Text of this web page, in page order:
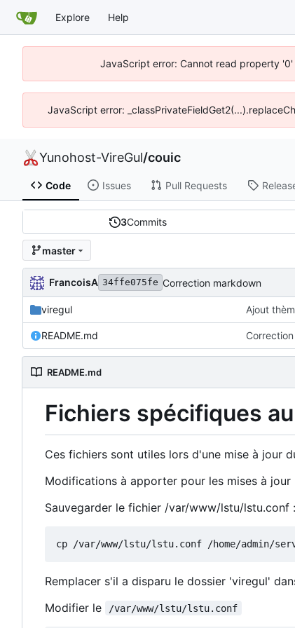
Explore Help
JavaScript error: Cannot read property
JavaScript error:
Yunohost-VireGul/couic
Code Issues Pull Requests
3Commits
master
FrancoisA 34ffe075fe Correction markdown
viregul Ajout
README.md
README.md
Fichiers spécifiques
Ces fichiers sont utiles lors d'une mise à jour
Modifications à apporter pour les mises à jour
Sauvegarder le fichier /var/www/lstu/lstu.conf :
Remplacer s'il a disparu le dossier 'viregul'
Modifier le /var/www/lstu/lstu.conf